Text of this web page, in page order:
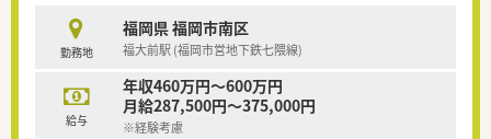
勤務地
福岡県 福岡市南区
福大前駅 (福岡市営地下鉄七隈線)
給与
年収460万円～600万円
月給287,500円～375,000円
※経験考慮